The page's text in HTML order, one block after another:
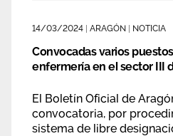
14/03/2024 ARAGÓN NOTICIA
Convocadas varios
enfermería en el sector III
El Boletín Oficial de
convocatoria, por
sistema de libre